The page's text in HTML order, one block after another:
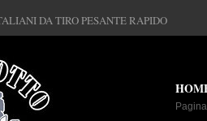
DA TIRO PESANTE RAPIDO